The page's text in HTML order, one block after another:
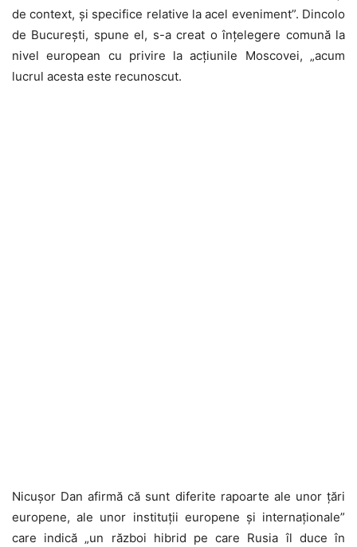
de context, și specifice relative la acel eveniment”. Dincolo
de București, spune el, s-a creat o înțelegere comună la
nivel european cu privire la acțiunile Moscovei, „acum
lucrul acesta este recunoscut.
Nicușor Dan afirmă că sunt diferite rapoarte ale unor țări
europene, ale unor instituții europene și internaționale”
care indică „un război hibrid pe care Rusia îl duce în